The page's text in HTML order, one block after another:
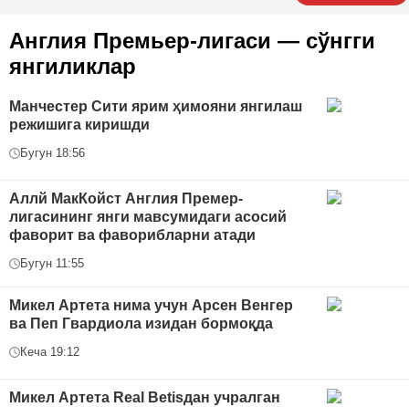
Англия Премьер-лигаси — сўнгги
янгиликлар
Манчестер Сити ярим ҳимояни янгилаш
режишига киришди
Бугун 18:56
Аллй МакКойст Англия Премер-
лигасининг янги мавсумидаги асосий
фаворит ва фаворибларни атади
Бугун 11:55
Микел Артета нима учун Арсен Венгер
ва Пеп Гвардиола изидан бормоқда
Кеча 19:12
Микел Артета Real Betisдан учралган